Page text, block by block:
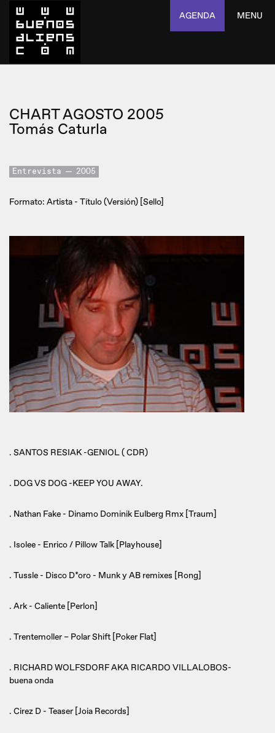
AGENDA MENU
CHART AGOSTO 2005
Tomás Caturla
Entrevista 2005
Formato: Artista - Título (Versión) [Sello]
. SANTOS RESIAK -GENIOL ( CDR)
. DOG VS DOG -KEEP YOU AWAY.
. Nathan Fake - Dinamo Dominik Eulberg Rmx [Traum]
. Isolee - Enrico / Pillow Talk [Playhouse]
. Tussle - Disco D*oro - Munk y AB remixes [Rong]
. Ark - Caliente [Perlon]
. Trentemoller – Polar Shift [Poker Flat]
. RICHARD WOLFSDORF AKA RICARDO VILLALOBOS-
buena onda
. Cirez D - Teaser [Joia Records]